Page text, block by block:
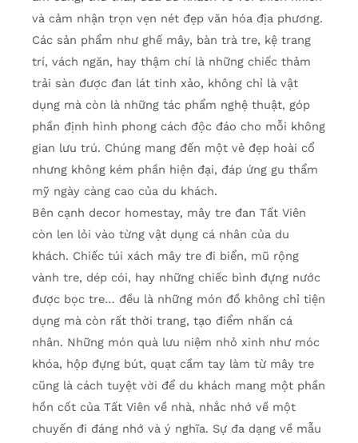
và cảm nhận trọn vẹn nét đẹp văn hóa địa phương.
Các sản phẩm như ghế mây, bàn trà tre, kệ trang
trí, vách ngăn, hay thậm chí là những chiếc thảm
trải sàn được đan lát tinh xảo, không chỉ là vật
dụng mà còn là những tác phẩm nghệ thuật, góp
phần định hình phong cách độc đáo cho mỗi không
gian lưu trú. Chúng mang đến một vẻ đẹp hoài cổ
nhưng không kém phần hiện đại, đáp ứng gu thẩm
mỹ ngày càng cao của du khách.
Bên cạnh decor homestay, mây tre đan Tất Viên
còn len lỏi vào từng vật dụng cá nhân của du
khách. Chiếc túi xách mây tre đi biển, mũ rộng
vành tre, dép cói, hay những chiếc bình đựng nước
được bọc tre… đều là những món đồ không chỉ tiện
dụng mà còn rất thời trang, tạo điểm nhấn cá
nhân. Những món quà lưu niệm nhỏ xinh như móc
khóa, hộp đựng bút, quạt cầm tay làm từ mây tre
cũng là cách tuyệt vời để du khách mang một phần
hồn cốt của Tất Viên về nhà, nhắc nhớ về một
chuyến đi đáng nhớ và ý nghĩa. Sự đa dạng về mẫu